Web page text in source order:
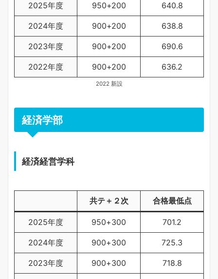
2025年度 950+200 640.8
2024年度 900+200 638.8
2023年度 900+200 690.6
2022年度 900+200 636.2
2022 新設
経済学部
経済経営学科
共テ＋２次 合格最低点
2025年度 950+300 701.2
2024年度 900+300 725.3
2023年度 900+300 718.8